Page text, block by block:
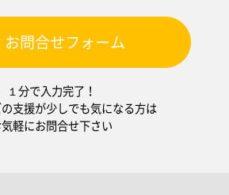
お問合せフォーム
１分で入力完了！
の支援が少しでも気になる方は
気軽にお問合せ下さい